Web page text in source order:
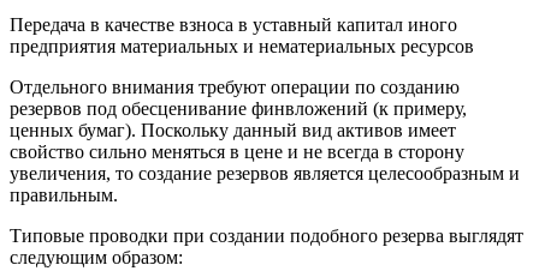
Передача в качестве взноса в уставный капитал иного
предприятия материальных и нематериальных ресурсов
Отдельного внимания требуют операции по созданию
резервов под обесценивание финвложений (к примеру,
ценных бумаг). Поскольку данный вид активов имеет
свойство сильно меняться в цене и не всегда в сторону
увеличения, то создание резервов является целесообразным и
правильным.
Типовые проводки при создании подобного резерва выглядят
следующим образом: